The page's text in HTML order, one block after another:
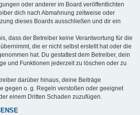
oder anderer im Board veröffentlichten
dich nach Abmahnung zeitweise oder
dieses Boards ausschließen und dir ein
dass der Betreiber keine Verantwortung für die
die er nicht selbst erstellt hat oder die
hat. Du gestattest dem Betreiber, dein
und Funktionen jederzeit zu löschen oder zu
darüber hinaus, deine Beiträge
gegen o. g. Regeln verstoßen oder geeignet
einem Dritten Schaden zuzufügen.